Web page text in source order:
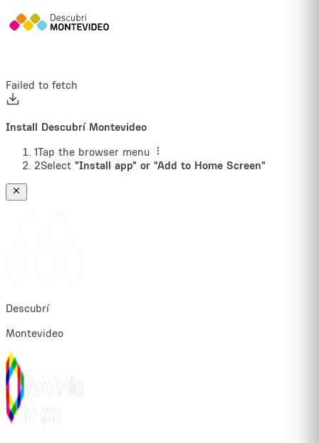
Failed to fetch
Install Descubrí Montevideo
1Tap the browser menu
2Select "Install app" or "Add to Home Screen"
Descubrí
Montevideo